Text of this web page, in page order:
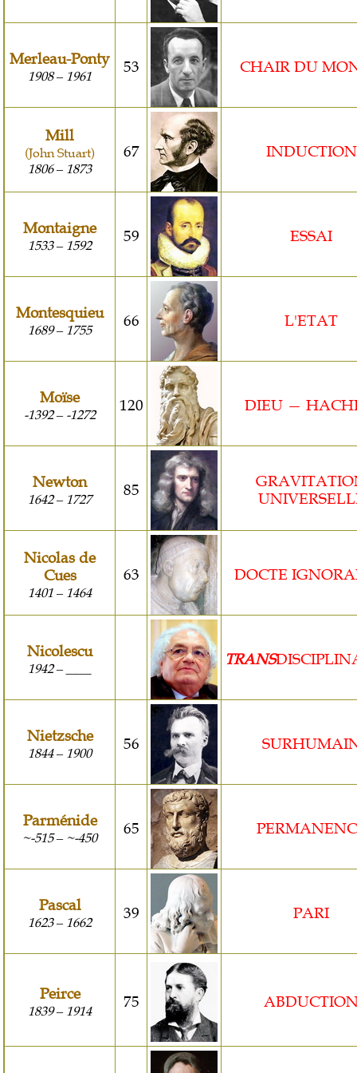
Merleau-Ponty
1908– 1961 53 CHAIR DU
Mill
(John Stuart)
1806– 1873
67 INDUCTION
Montaigne
1533– 1592 59 ESSAI
Montesquieu
1689– 1755 66 L'ETAT
Moïse
-1392– -1272 120 DIEU —
Newton
1642– 1727 85
Nicolas de
Cues
1401 – 1464
63 DOCTE
Nicolescu
1942–
TRANS
Nietzsche
1844– 1900 56
Parménide
~-515– ~-450 65
Pascal
1623– 1662 39 PARI
Peirce
1839– 1914 75